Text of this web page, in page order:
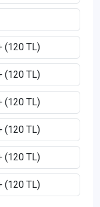
(120 TL)
(120 TL)
(120 TL)
(120 TL)
(120 TL)
(120 TL)